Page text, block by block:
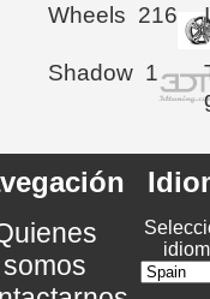
Wheels 216
Shadow 1
somos